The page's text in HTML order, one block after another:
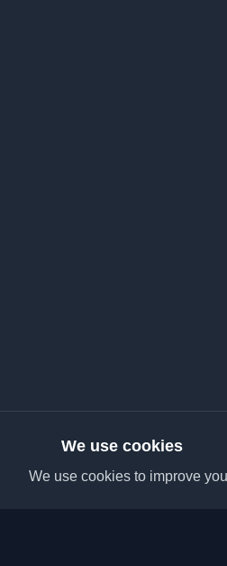
We use cookies
We use cookies to improve